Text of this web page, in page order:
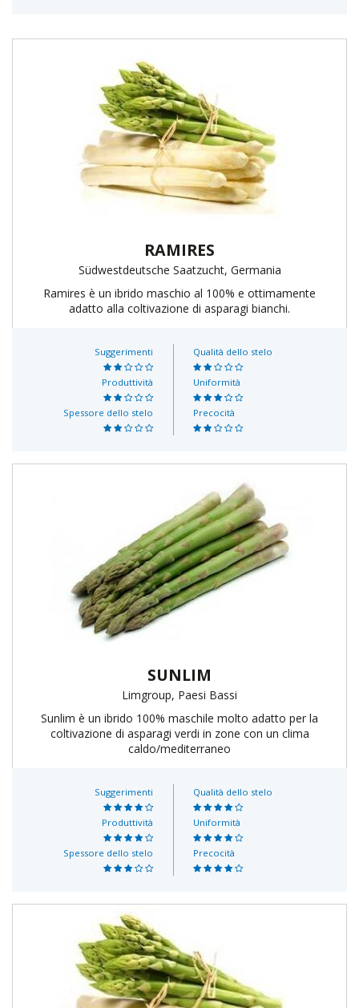
RAMIRES
Südwestdeutsche Saatzucht, Germania
Ramires è un ibrido maschio al 100% e ottimamente
adatto alla coltivazione di asparagi bianchi.
Suggerimenti
Produttività
Spessore dello stelo
Qualità dello stelo
Uniformità
Precocità
SUNLIM
Limgroup, Paesi Bassi
Sunlim è un ibrido 100% maschile molto adatto per la
coltivazione di asparagi verdi in zone con un clima
caldo/mediterraneo
Suggerimenti
Produttività
Spessore dello stelo
Qualità dello stelo
Uniformità
Precocità